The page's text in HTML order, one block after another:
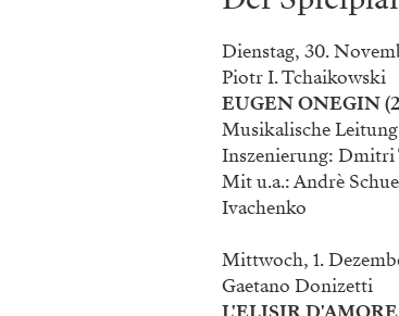
Dienstag, 30.
Piotr I. Tchaikowski
EUGEN ONEGIN
Musikalische
Inszenierung: Dmitri
Mit u.a.: Andrè
Ivachenko
Mittwoch, 1.
Gaetano Donizetti